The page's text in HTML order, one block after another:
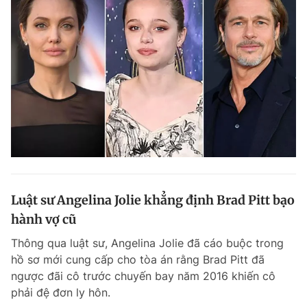
Luật sư Angelina Jolie khẳng định Brad Pitt bạo
hành vợ cũ
Thông qua luật sư, Angelina Jolie đã cáo buộc trong
hồ sơ mới cung cấp cho tòa án rằng Brad Pitt đã
ngược đãi cô trước chuyến bay năm 2016 khiến cô
phải đệ đơn ly hôn.